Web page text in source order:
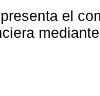
el